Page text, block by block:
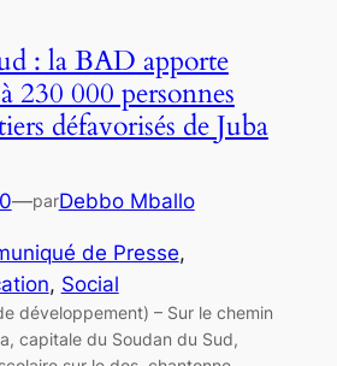
: la BAD apporte
230 000 personnes
défavorisés de Juba
—parDebbo Mballo
de Presse
, Social
développement) – Sur le chemin
capitale du Soudan du Sud,